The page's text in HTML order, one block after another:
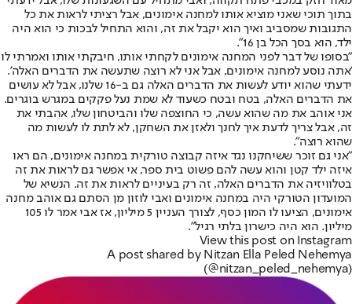
בתוך תוכי שאני מוציא אותו למחנה אימונים, אבל רציתי לראות את כל
התגובות שמסביב ואיך הוא יקבל את זה, והוא התחיל לבכות כי הוא היה
ילד, הוא בסך הכל בן 16".
"בסופו של דבר לפני המחנה אימונים לקחתי אותו, חיבקתי אותו ואמרתי לו
'אתה נוסע למחנה אימונים, אבל אני לא רוצה שתעשה את הדברים האלה'.
ידעתי שהוא יודע לעשות את הדברים האלה גם ב-16 שלנו, אבל לא עושים
את הדברים האלה, בטח ובטח כשעוד לא שמת נעל פקקים במגרש בוגרים.
אני אוהב את מה שהוא עשה, כי החוצפה שלו והביטחון שלו, אהבתי את
זה, אבל צריך לדעת איך לחנך ולאזן את השחקן, לא לתת לו לעשות מה
שהוא רוצה".
"אני גם זוכר ששיחקנו נגד איזה קבוצה טורקית במחנה אימונים, הם ראו
איזה ילד קטן והוא עשה להם פשוט בית ספר, אי אפשר גם לראות את זה
בטלוויזיה את הדברים האלה, זה רק בעיניים לראות את זה. הנשיא של
המועדון הטורקי היה במחנה אימונים ואבי לוזון מן הסתם גם אוהב מחנה
אימונים, הציעו לו המון כסף, לצורך העניין 5 מיליון, אז אבי אמר לו 105
מיליון. הוא היה כישרון בלתי רגיל".
View this post on Instagram
A post shared by Nitzan Ella Peled Nehemya
(@nitzan_peled_nehemya)